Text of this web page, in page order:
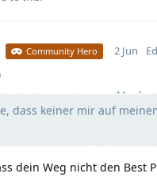
Community Hero 2 Jun
dass keiner mir auf
dein Weg nicht den Best